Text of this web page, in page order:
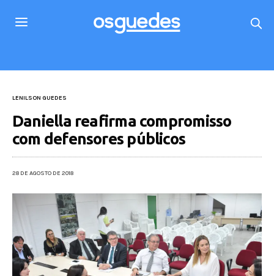
LENILSON GUEDES
Daniella reafirma compromisso
com defensores públicos
28 DE AGOSTO DE 2018